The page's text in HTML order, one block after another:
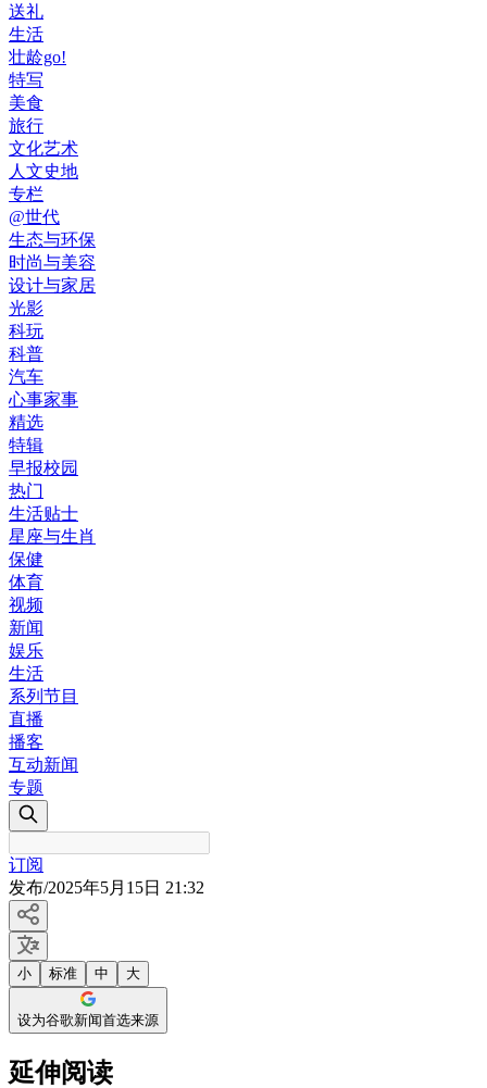
送礼
生活
壮龄go!
特写
美食
旅行
文化艺术
人文史地
专栏
@世代
生态与环保
时尚与美容
设计与家居
光影
科玩
科普
汽车
心事家事
精选
特辑
早报校园
热门
生活贴士
星座与生肖
保健
体育
视频
新闻
娱乐
生活
系列节目
直播
播客
互动新闻
专题
订阅
发布/2025年5月15日 21:32
小 标准 中 大
设为谷歌新闻首选来源
延伸阅读